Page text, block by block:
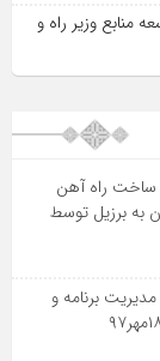
منابع وزیر راه و
ساخت راه آهن
به برزیل توسط
برنامه و